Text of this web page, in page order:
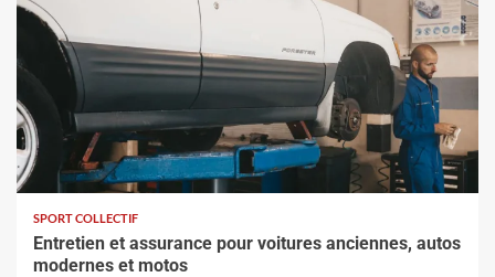
SPORT COLLECTIF
Entretien et assurance pour voitures anciennes, autos
modernes et motos